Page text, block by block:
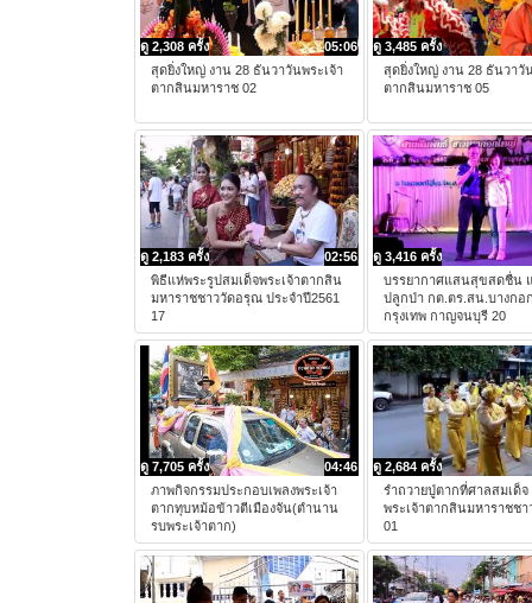
05:06
ดู 2,308 ครั้ง
สุดยิ่งใหญ่ งาน 28 ธันวาวันพระเจ้า
ตากสินมหาราช 02
ดู 3,485 ครั้ง
สุดยิ่งใหญ่ งาน 28 ธันวาวั
ตากสินมหาราช 05
02:56
ดู 2,183 ครั้ง
พิธีแห่พระรูปสมเด็จพระเจ้าตากสิน
มหาราชชาววัดอรุณ ประจำปี2561
17
ดู 3,416 ครั้ง
บรรยากาศแสนสุขสดชื่น
ปลูกป่า กต.ตร.สน.บางกอ
กรุงเทพ กาญจนบุรี 20
04:46
ดู 7,705 ครั้ง
ภาพกิจกรรมประกอบเพลงพระเจ้า
ตากทุบหม้อข้าวตีเมืองจัน(ตำนาน
รบพระเจ้าตาก)
ดู 2,684 ครั้ง
รำถวายปู่ตากที่ศาลสมเด็จ
พระเจ้าตากสินมหาราชช
01